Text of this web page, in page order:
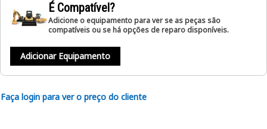
É Compatível?
Adicione o equipamento para ver se as peças são
compatíveis ou se há opções de reparo disponíveis.
Adicionar Equipamento
Faça login para ver o preço do cliente